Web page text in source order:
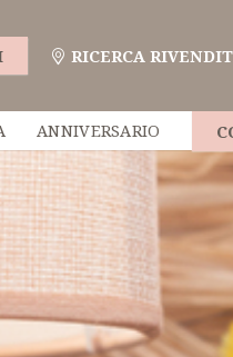
RICERCA
ANNIVERSARIO